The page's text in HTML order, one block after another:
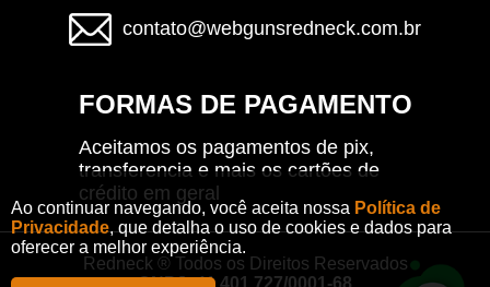
Ao continuar navegando, você aceita nossa Política de
Privacidade, que detalha o uso de cookies e dados para
oferecer a melhor experiência.
contato@webgunsredneck.com.br
FORMAS DE PAGAMENTO
Aceitamos os pagamentos de pix,
transferencia e mais os cartões de
crédito em geral
Redneck ® Todos os Direitos Reservados
CNPJ: 41.401.727/0001-68